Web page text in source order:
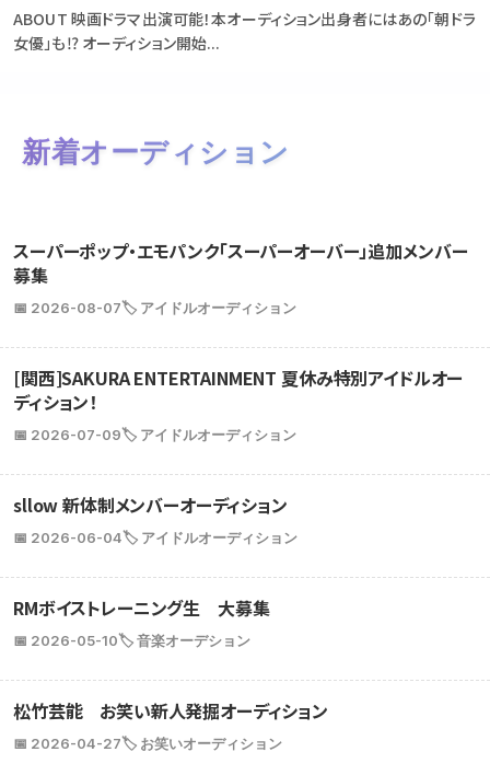
ABOUT 映画ドラマ出演可能！本オーディション出身者にはあの「朝ドラ
女優」も⁉ オーディション開始...
新着オーディション
スーパーポップ・エモパンク「スーパーオーバー」追加メンバー
募集
📅 2026-08-07🏷️ アイドルオーディション
[関西]SAKURA ENTERTAINMENT 夏休み特別アイドルオー
ディション！
📅 2026-07-09🏷️ アイドルオーディション
sllow 新体制メンバーオーディション
📅 2026-06-04🏷️ アイドルオーディション
RMボイストレーニング生 大募集
📅 2026-05-10🏷️ 音楽オーデション
松竹芸能 お笑い新人発掘オーディション
📅 2026-04-27🏷️ お笑いオーディション